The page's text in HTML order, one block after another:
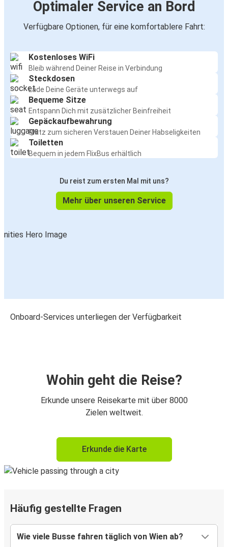
Optimaler Service an Bord
Verfügbare Optionen, für eine komfortablere Fahrt:
Kostenloses WiFi
Bleib während Deiner Reise in Verbindung
Steckdosen
Lade Deine Geräte unterwegs auf
Bequeme Sitze
Entspann Dich mit zusätzlicher Beinfreiheit
Gepäckaufbewahrung
Platz zum sicheren Verstauen Deiner Habseligkeiten
Toiletten
Bequem in jedem FlixBus erhältlich
Du reist zum ersten Mal mit uns?
Mehr über unseren Service
Onboard-Services unterliegen der Verfügbarkeit
Wohin geht die Reise?
Erkunde unsere Reisekarte mit über 8000
Zielen weltweit.
Erkunde die Karte
Häufig gestellte Fragen
Wie viele Busse fahren täglich von Wien ab?